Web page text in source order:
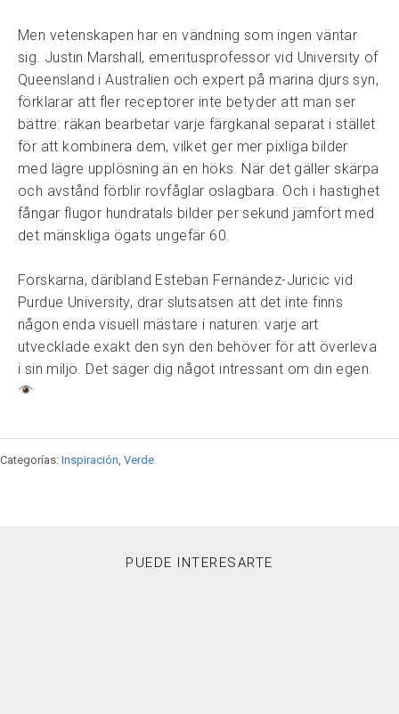
Men vetenskapen har en vändning som ingen väntar
sig. Justin Marshall, emeritusprofessor vid University of
Queensland i Australien och expert på marina djurs syn,
förklarar att fler receptorer inte betyder att man ser
bättre: räkan bearbetar varje färgkanal separat i stället
för att kombinera dem, vilket ger mer pixliga bilder
med lägre upplösning än en höks. När det gäller skärpa
och avstånd förblir rovfåglar oslagbara. Och i hastighet
fångar flugor hundratals bilder per sekund jämfört med
det mänskliga ögats ungefär 60.
Forskarna, däribland Esteban Fernandez-Juricic vid
Purdue University, drar slutsatsen att det inte finns
någon enda visuell mästare i naturen: varje art
utvecklade exakt den syn den behöver för att överleva
i sin miljö. Det säger dig något intressant om din egen.
Categorías: Inspiración Verde
PUEDE INTERESARTE